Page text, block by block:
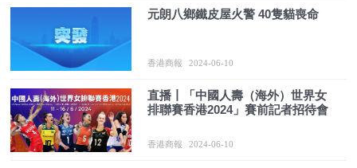
元朗八鄉鐵皮屋火警 40隻貓喪命
香港商報 2024-06-10
直播丨「中國人壽（海外）世界女
排聯賽香港2024」賽前記者招待會
香港商報 2024-06-10